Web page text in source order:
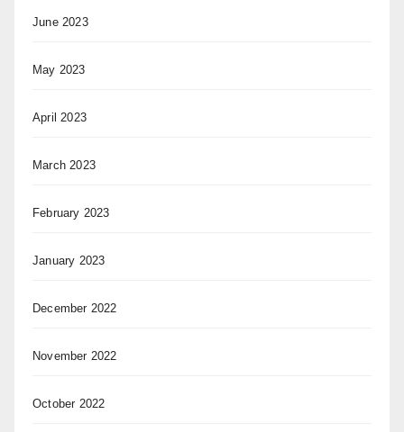
June 2023
May 2023
April 2023
March 2023
February 2023
January 2023
December 2022
November 2022
October 2022